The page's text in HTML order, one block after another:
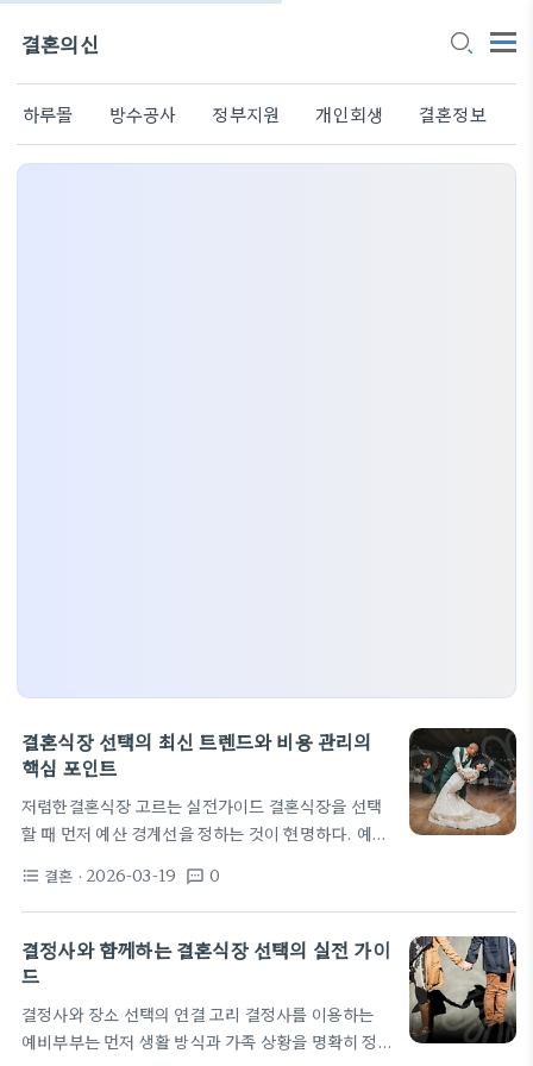
결혼의신
하루몰 방수공사 정부지원 개인회생 결혼정보
결혼식장 선택의 최신 트렌드와 비용 관리의
핵심 포인트
저렴한결혼식장 고르는 실전가이드 결혼식장을 선택
할 때 먼저 예산 경계선을 정하는 것이 현명하다. 예산
안내데스크 운영 등 다양한 요소에 영향을 준다. 합리
적인 범위 내에서 핵심 우선순위를 정하고 세부 항목
은 가성비 기준으로 재정리해야 한다. 현장 방문 시 가
격 비교를 쉽게 하는 방법은 같은 규모의 공간과 비슷
본은 동일한 규모의 홀과 일정 수준의 서비스로 묶은
패키지 비교다. 패키지에 들어 있는 항목과 별도 선택
format_list_bulleted 결혼 · 2026-03-19 textsms 0
결정사와 함께하는 결혼식장 선택의 실전 가이
드
결정사와 장소 선택의 연결 고리 결정사를 이용하는
예비부부는 먼저 생활 방식과 가족 상황을 명확히 정